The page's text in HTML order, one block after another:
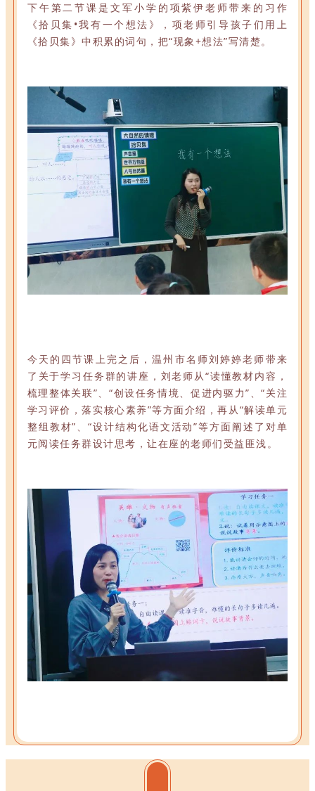
下午第二节课是文军小学的项紫伊老师带来的习作
《拾贝集•我有一个想法》，项老师引导孩子们用上
《拾贝集》中积累的词句，把“现象+想法”写清楚。
今天的四节课上完之后，温州市名师刘婷婷老师带来
了关于学习任务群的讲座，刘老师从“读懂教材内容，
梳理整体关联”、“创设任务情境、促进内驱力”、“关注
学习评价，落实核心素养”等方面介绍，再从“解读单元
整组教材”、“设计结构化语文活动”等方面阐述了对单
元阅读任务群设计思考，让在座的老师们受益匪浅。